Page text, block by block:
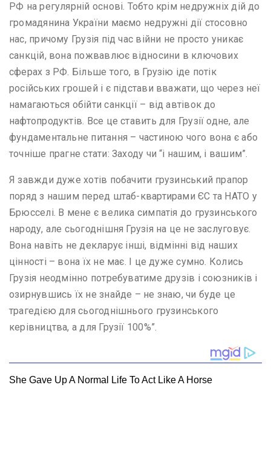
РФ на регулярній основі. Тобто крім недружніх дій до
громадянина України маємо недружні дії стосовно
нас, причому Грузія під час війни не просто уникає
санкцій, вона пожвавлює відносини в ключових
сферах з РФ. Більше того, в Грузію іде потік
російських грошей і є підстави вважати, що через неї
намагаються обійти санкції – від автівок до
нафтопродуктів. Все це ставить для Грузії одне, але
фундаментальне питання – частиною чого вона є або
точніше прагне стати: Заходу чи “і нашим, і вашим”.
Я завжди дуже хотів побачити грузинський прапор
поряд з нашим перед штаб-квартирами ЄС та НАТО у
Брюсселі. В мене є велика симпатія до грузинського
народу, але сьогоднішня Грузія на це не заслуговує.
Вона навіть не декларує інші, відмінні від наших
цінності – вона їх не має. І це дуже сумно. Колись
Грузія неодмінно потребуватиме друзів і союзників і
озирнувшись їх не знайде – не знаю, чи буде це
трагедією для сьогоднішнього грузинського
керівництва, а для Грузії 100%”.